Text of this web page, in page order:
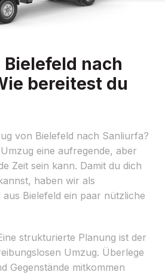
nach
bereitest du
von Bielefeld nach Sanliurfa?
eine aufregende, aber
Zeit sein kann. Damit du dich
haben wir als
Bielefeld ein paar nützliche
strukturierte Planung ist der
Umzug. Überlege
Gegenstände mitkommen